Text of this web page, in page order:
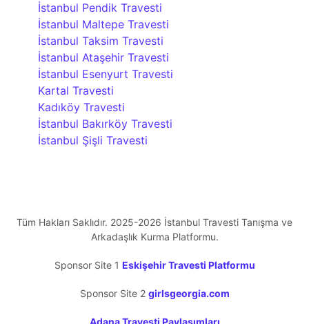
İstanbul Pendik Travesti
İstanbul Maltepe Travesti
İstanbul Taksim Travesti
İstanbul Ataşehir Travesti
İstanbul Esenyurt Travesti
Kartal Travesti
Kadıköy Travesti
İstanbul Bakırköy Travesti
İstanbul Şişli Travesti
Tüm Hakları Saklıdır. 2025-2026 İstanbul Travesti Tanışma ve
Arkadaşlık Kurma Platformu.
Sponsor Site 1 Eskişehir Travesti Platformu
Sponsor Site 2 girlsgeorgia.com
Adana Travesti Paylaşımları